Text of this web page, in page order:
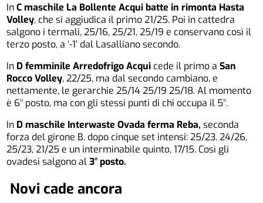
InC maschile La Bollente Acqui batte in rimonta Hasta
Volley, che si aggiudica il primo 21/25. Poi in cattedra
salgono i termali, 25/16, 25/21, 25/19 e conservano così il
terzo posto, a ‘-1’ dal Lasalliano secondo.
In D femminile Arredofrigo Acqui cede il primo aSan
Rocco Volley, 22/25, ma dal secondo cambiano, e
nettamente, le gerarchie 25/14 25/19 25/18. Al momento
è 6° posto, ma con gli stessi punti di chi occupa il 5°.
In D maschile Interwaste Ovada ferma Reba, seconda
forza del girone B, dopo cinque set intensi: 25/23. 24/26,
25/23, 21/25 e un interminabile quinto, 17/15. Così gli
ovadesi salgono al3° posto.
Novi cade ancora